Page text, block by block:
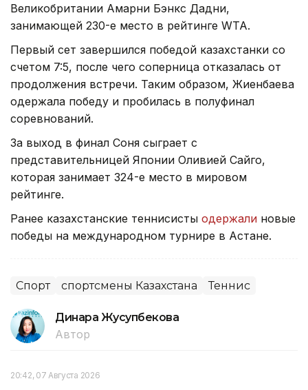
Великобритании Амарни Бэнкс Дадни,
занимающей 230-е место в рейтинге WTA.
Первый сет завершился победой казахстанки со
счетом 7:5, после чего соперница отказалась от
продолжения встречи. Таким образом, Жиенбаева
одержала победу и пробилась в полуфинал
соревнований.
За выход в финал Соня сыграет с
представительницей Японии Оливией Сайго,
которая занимает 324-е место в мировом
рейтинге.
Ранее казахстанские теннисисты одержали новые
победы на международном турнире в Астане.
Спорт спортсмены Казахстана Теннис
Динара Жусупбекова
Автор
20:42, 07 Августа 2026